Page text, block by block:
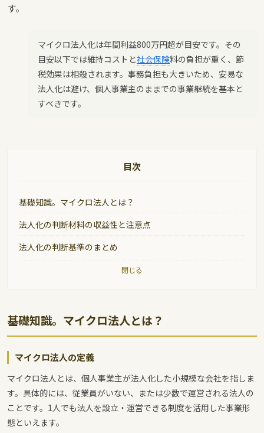
す。
マイクロ法人化は年間利益800万円超が目安です。その
目安以下では維持コストと社会保険料の負担が重く、節
税効果は相殺されます。事務負担も大きいため、安易な
法人化は避け、個人事業主のままでの事業継続を基本と
すべきです。
目次
基礎知識。マイクロ法人とは？
法人化の判断材料の収益性と注意点
法人化の判断基準のまとめ
閉じる
基礎知識。マイクロ法人とは ？
マイクロ法人の定義
マイクロ法人とは、個人事業主が法人化した小規模な会社を指しま
す。具体的には、従業員がいない、または少数で運営される法人の
ことです。1人でも法人を設立・運営できる制度を活用した事業形
態といえます。